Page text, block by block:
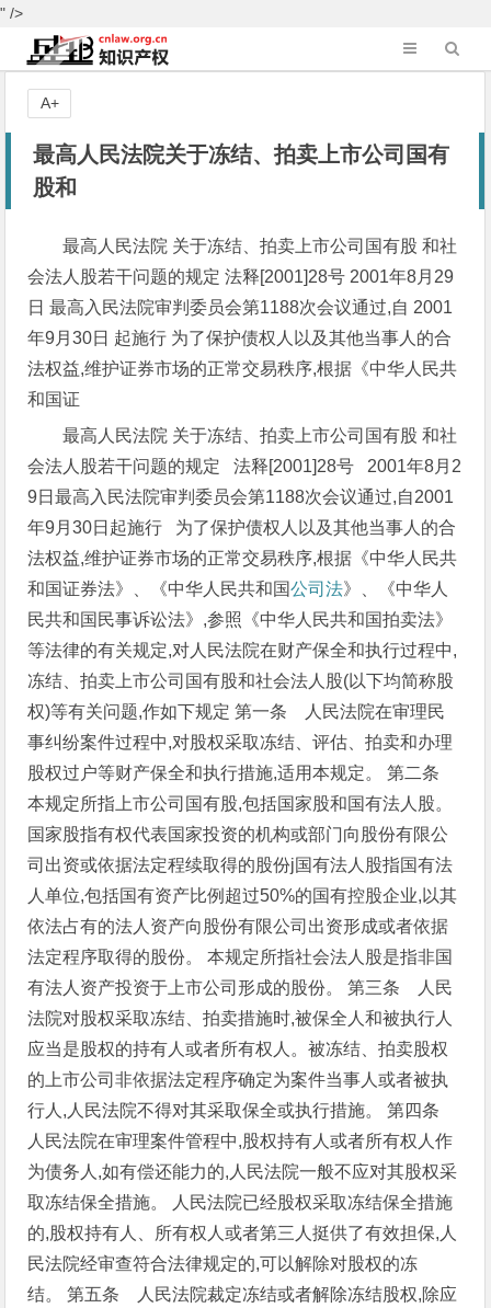
" />
最高人民法院关于冻结、拍卖上市公司国有
股和
最高人民法院 关于冻结、拍卖上市公司国有股 和社
会法人股若干问题的规定 法释[2001]28号 2001年8月29
日 最高入民法院审判委员会第1188次会议通过,自 2001
年9月30日 起施行 为了保护债权人以及其他当事人的合
法权益,维护证券市场的正常交易秩序,根据《中华人民共
和国证
最高人民法院 关于冻结、拍卖上市公司国有股 和社
会法人股若干问题的规定
法释[2001]28号
2001年8月2
9日最高入民法院审判委员会第1188次会议通过,自2001
年9月30日 起施行
为了保护债权人以及其他当事人的合
法权益,维护证券市场的正常交易秩序,根据《中华人民共
和国证券法》、《中华人民共和国公司法》、《中华人
民共和国民事诉讼法》,参照《中华人民共和国拍卖法》
等法律的有关规定,对人民法院在财产保全和执行过程中,
冻结、拍卖上市公司国有股和社会法人股(以下均简称股
权)等有关问题,作如下规定 第一条 人民法院在审理民
事纠纷案件过程中,对股权采取冻结、评估、拍卖和办理
股权过户等财产保全和执行措施,适用本规定。
第二条
本规定所指上市公司国有股,包括国家股和国有法人股。
国家股指有权代表国家投资的机构或部门向股份有限公
司出资或依据法定程续取得的股份j国有法人股指国有法
人单位,包括国有资产比例超过50%的国有控股企业,以其
依法占有的法人资产向股份有限公司出资形成或者依据
法定程序取得的股份。
本规定所指社会法人股是指非国
有法人资产投资于上市公司形成的股份。
第三条 人民
法院对股权采取冻结、拍卖措施时,被保全人和被执行人
应当是股权的持有人或者所有权人。被冻结、拍卖股权
的上市公司非依据法定程序确定为案件当事人或者被执
行人,人民法院不得对其采取保全或执行措施。
第四条
人民法院在审理案件管程中,股权持有人或者所有权人作
为债务人,如有偿还能力的,人民法院一般不应对其股权采
取冻结保全措施。
人民法院已经股权采取冻结保全措施
的,股权持有人、所有权人或者第三人挺供了有效担保,人
民法院经审查符合法律规定的,可以解除对股权的冻
结。
第五条 人民法院裁定冻结或者解除冻结股权,除应
A+